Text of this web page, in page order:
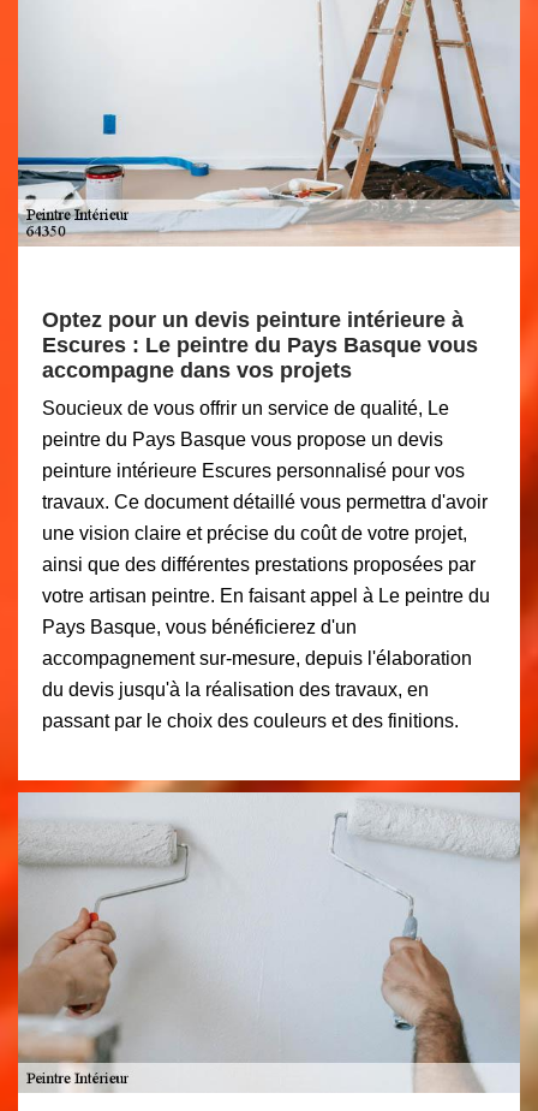
Optez pour un devis peinture intérieure à
Escures : Le peintre du Pays Basque vous
accompagne dans vos projets
Soucieux de vous offrir un service de qualité, Le
peintre du Pays Basque vous propose un devis
peinture intérieure Escures personnalisé pour vos
travaux. Ce document détaillé vous permettra d'avoir
une vision claire et précise du coût de votre projet,
ainsi que des différentes prestations proposées par
votre artisan peintre. En faisant appel à Le peintre du
Pays Basque, vous bénéficierez d'un
accompagnement sur-mesure, depuis l'élaboration
du devis jusqu'à la réalisation des travaux, en
passant par le choix des couleurs et des finitions.